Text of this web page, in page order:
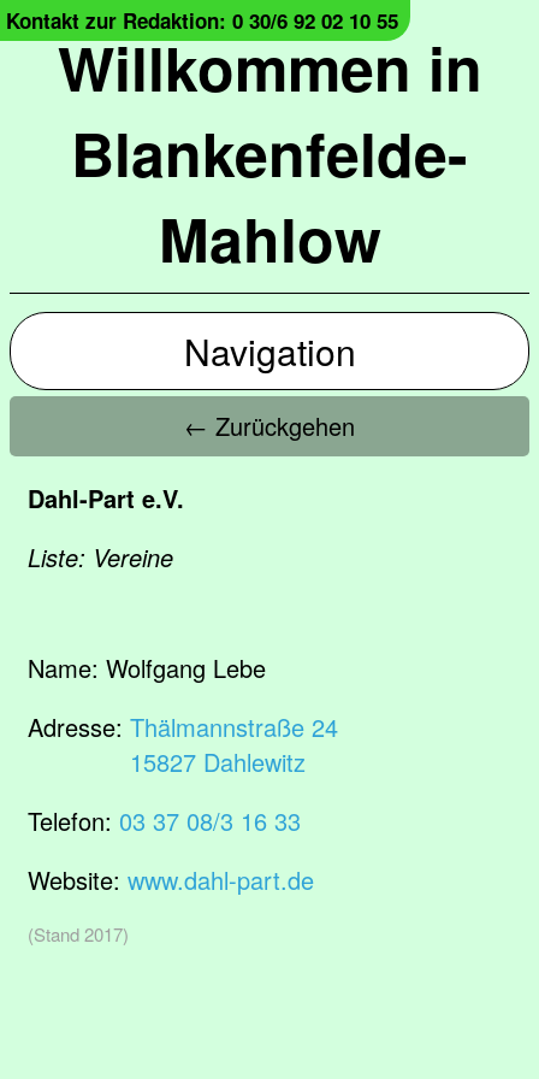
Willkommen in
Blankenfelde-
Mahlow
Kontakt zur Redaktion: 0 30/6 92 02 10 55
Navigation
← Zurückgehen
Dahl-Part e.V.
Liste: Vereine
Name: Wolfgang Lebe
Adresse: Thälmannstraße 24
15827 Dahlewitz
Telefon: 03 37 08/3 16 33
Website: www.dahl-part.de
(Stand 2017)